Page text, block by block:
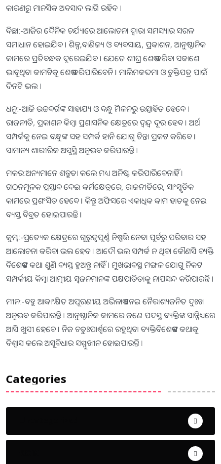
କାରଣରୁ ମାନସିକ ଅବସାଦ ଲାଗି ରହିବ ।
ବିଛା:-ଆଜିର ଦୈନିକ ଚର୍ଯ୍ୟାରେ ଆଲୋଚନା ଦ୍ୱାରା ସମସ୍ୟାର ସରଳ
ସମାଧାନ ହୋଇଯିବ । ଶିଳ୍ପ,ବାଣିଜ୍ୟ ଓ ବ୍ୟବସାୟ, ପ୍ରକାଶନ, ଆନୁଷ୍ଠାନିକ
କାମରେ ପ୍ରତିବନ୍ଧକ ଦୂରେଇଯିବ । ଯେତେ ଶୀଘ୍ର ଶେଷ କରିବା ସକାଶେ
ଭାବୁଥିବା କାମଟିକୁ ଶେଷ କରିପାରିବେନି । ମାଲିମକଦ୍ଦମା ଓ ଚୁକ୍ତିପତ୍ର ପାଇଁ
ଦିନଟି ଭଲ ।
ଧନୁ:-ଆଜି ଉଚ୍ଚବର୍ଗଙ୍କ ସାହାଯ୍ୟ ଓ ବନ୍ଧୁ ମିଳନରୁ ଉତ୍ସାହିତ ହେବେ ।
ରାଜନୀତି, ପ୍ରକାଶନ କିମ୍ବା ପ୍ରଶାସନିକ କ୍ଷେତ୍ରରେ ଦ୍ୱନ୍ଦ୍ୱ ଦୂର ହେବ । ଅର୍ଥ
ସମ୍ପର୍କକୁ ନେଇ ବନ୍ଧୁଙ୍କ ସହ ସମ୍ପର୍କ ହାନି ଯୋଗୁ ଚିନ୍ତା ପ୍ରକଟ କରିବେ ।
ସାମାନ୍ୟ ଶାରୀରିକ ଅସୁସ୍ଥି ଅନୁଭବ କରିପାରନ୍ତି ।
ମକର:ଅନ୍ୟମାନେ ଶତ୍ରୁତା କଲେ ମଧ୍ୟ ଅନିଷ୍ଟ କରିପାରିବେନାହିଁ ।
ଗଠନମୂଳକ ପ୍ରସ୍ତାବ ଦେଇ କର୍ମକ୍ଷେତ୍ରରେ, ରାଜନୀତିରେ, ସାଂସ୍କୃତିକ
କାମରେ ପ୍ରଶଂସିତ ହେବେ । କିନ୍ତୁ ଅଫିସରେ ଏକାଧିକ କାମ ହାତକୁ ନେଇ
ବ୍ୟସ୍ତ ବିବ୍ରତ ହୋଇପାରନ୍ତି ।
କୁମ୍ଭ:-ପ୍ରତ୍ୟେକ କ୍ଷେତ୍ରରେ ଗୁରୁତ୍ୱପୂର୍ଣ୍ଣ ନିଷ୍ପତ୍ତି ନେବା ପୂର୍ବରୁ ପରିବାର ସହ
ଆଲୋଚନା କରିବା ଭଲ ହେବ । ଆଦୌ ଭଲ ସମ୍ପର୍କ ନ ଥିବା କୌଣସି ବ୍ୟକ୍ତି
ବିଶେଷଙ୍କ କଥା ଶୁଣି ବ୍ୟସ୍ତ ହୁଅନ୍ତୁ ନାହିଁ । ମୁଖଭାବସ୍ଥ ମଙ୍ଗଳ ଯୋଗୁ ନିକଟ
ସମ୍ପର୍କୀୟ କିମ୍ବା ଆତ୍ମୀୟ ସ୍ବଜନମାନଙ୍କ ପକ୍ଷପାତିତାକୁ ନାପସନ୍ଦ କରିପାରନ୍ତି ।
ମୀନ:-ବହୁ ଆକାଂକ୍ଷିତ ଅପୂରଣୀୟ ଅଭିଳାଷ ନେଇ ନୈରାଶ୍ୟଜନିତ ଦୁଃଖ
ଅନୁଭବ କରିପାରନ୍ତି । ଆନୁଷ୍ଠାନିକ କାମରେ ଜଣେ ପଦସ୍ଥ ବ୍ୟକ୍ତିଙ୍କ ସାନ୍ନିଧ୍ୟରେ
ଆସି ଖୁସୀ ହେବେ । ନିଜ ଚତୁଃପାର୍ଶ୍ୱରେ ରହୁଥିବା ବ୍ୟକ୍ତିବିଶେଷଙ୍କ କଥାକୁ
ବିଶ୍ୱାସ କଲେ ଅସୁବିଧାର ସମ୍ମୁଖୀନ ହୋଇପାରନ୍ତି ।
Categories